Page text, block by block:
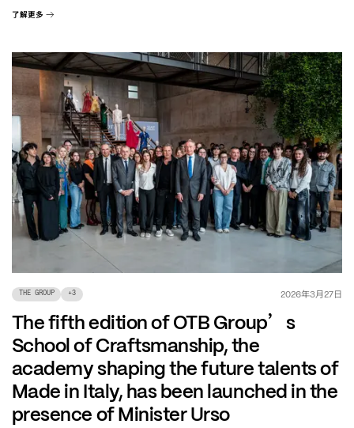
了解更多
THE GROUP +3 2026年3月27日
The fifth edition of OTB Group’ s
School of Craftsmanship, the
academy shaping the future talents of
Made in Italy, has been launched in the
presence of Minister Urso